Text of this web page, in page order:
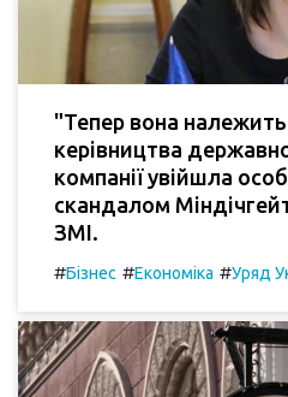
"Тепер вона
керівництва
компанії увійшла
скандалом
ЗМІ.
#Бізнес #Економіка #Уряд